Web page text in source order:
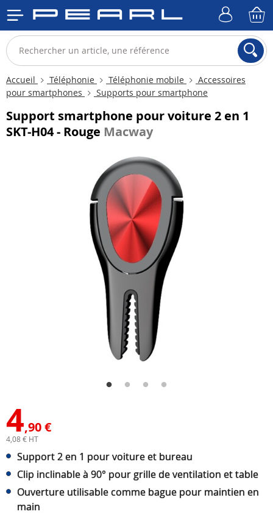
Accueil Téléphonie Téléphonie mobile
Accessoires
pour smartphones
Supports pour smartphone
Support smartphone pour voiture 2 en 1
SKT-H04 - Rouge Macway
4,90 €
4,08 € HT
Support 2 en 1 pour voiture et bureau
Clip inclinable à 90° pour grille de ventilation et table
Ouverture utilisable comme bague pour maintien en
main